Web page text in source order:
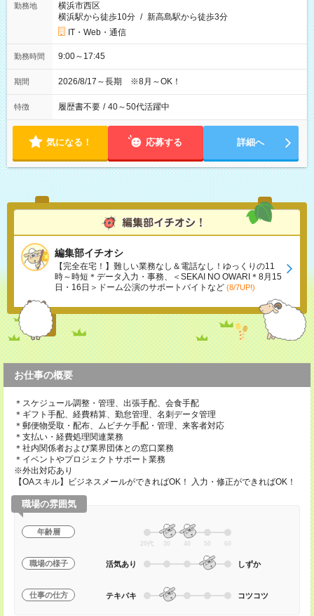
勤務地
横浜市西区
横浜駅から徒歩10分 / 新高島駅から徒歩3分
IT・Web・通信
勤務時間 9:00～17:45
期間 2026/8/17～長期 ※8月～OK！
特徴 履歴書不要 / 40～50代活躍中
気になる！ 応募する 詳細へ
編集部イチオシ
【完全在宅！】難しい業務なし＆電話なし！ゆっくりの11
時～時短＊データ入力・事務、＜SEKAI NO OWARI＊8月15
日・16日＞ドーム公演のサポートバイトなど (8/7UP!)
お仕事の概要
＊スケジュール調整・管理、出張手配、会食手配
＊ギフト手配、経費精算、勤怠管理、名刺データ管理
＊郵便物受取・配布、ムビチケ手配・管理、来客者対応
＊支払い・経費処理関連業務
＊社内関係者および業界団体との窓口業務
＊イベントやプロジェクトサポート業務
※外出対応あり
【OAスキル】ビジネスメールができればOK！ 入力・修正ができればOK！
職場の雰囲気
年齢層
20代 30 40 50 60
職場の様子 活気あり しずか
仕事の仕方 テキパキ コツコツ